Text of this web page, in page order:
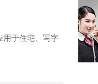
用于住宅、写字